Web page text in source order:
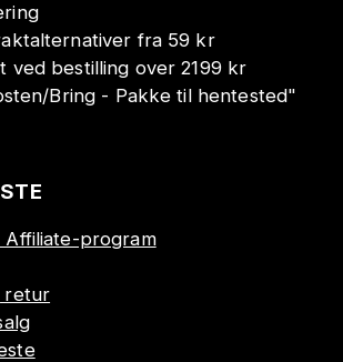
fra 59 kr
ved bestilling over 2199 kr
Bring - Pakke til hentested"
Affiliate-program
retur